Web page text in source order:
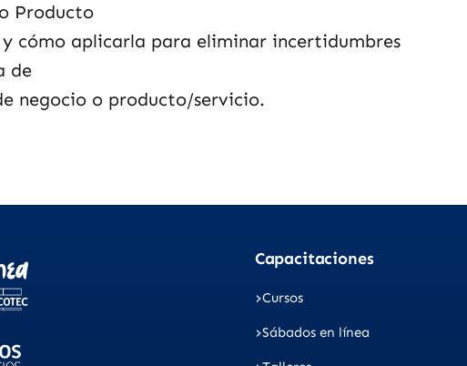
Producto
cómo aplicarla para eliminar incertidumbres
de
negocio o producto/servicio.
Capacitaciones
Cursos
Sábados en línea